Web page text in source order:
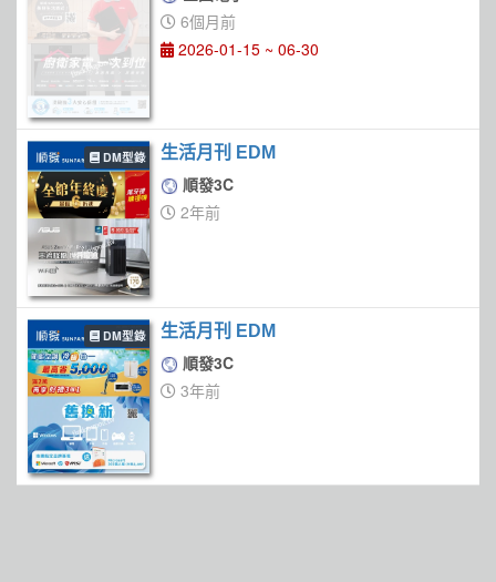
6個月前
2026-01-15 ~ 06-30
DM型錄 生活月刊 EDM
順發3C
2年前
DM型錄 生活月刊 EDM
順發3C
3年前